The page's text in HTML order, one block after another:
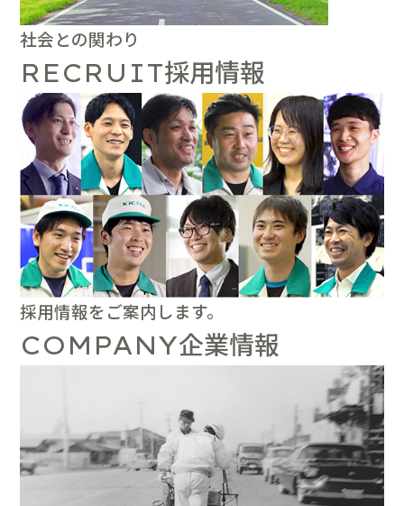
社会との関わり
RECRUIT採用情報
採用情報をご案内します。
COMPANY企業情報